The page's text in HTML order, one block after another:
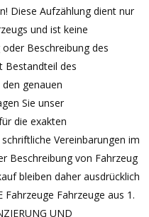
Diese Aufzählung dient nur
und ist keine
Beschreibung des
Bestandteil des
genauen
Sie unser
die exakten
Vereinbarungen im
Beschreibung von Fahrzeug
bleiben daher ausdrücklich
Fahrzeuge Fahrzeuge aus 1.
UND